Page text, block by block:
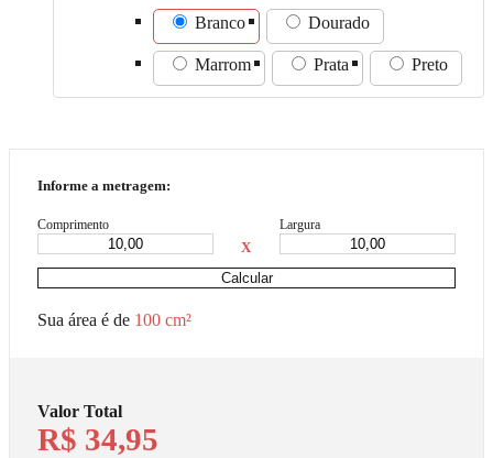
Branco Dourado
Marrom Prata Preto
Informe a metragem:
Comprimento
X
Largura
Calcular
Sua área é de 100 cm²
Valor Total
R$ 34,95